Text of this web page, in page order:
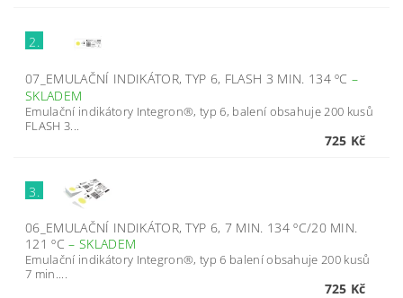
2.
07_EMULAČNÍ INDIKÁTOR, TYP 6, FLASH 3 MIN. 134 ºC–
SKLADEM
Emulační indikátory Integron®, typ 6, balení obsahuje 200 kusů
FLASH 3...
725 Kč
3.
06_EMULAČNÍ INDIKÁTOR, TYP 6, 7 MIN. 134 ºC/20 MIN.
121 ºC– SKLADEM
Emulační indikátory Integron®, typ 6 balení obsahuje 200 kusů
7 min....
725 Kč